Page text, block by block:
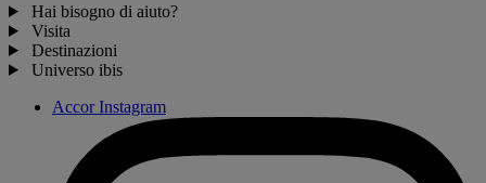
Hai bisogno di aiuto?
Visita
Destinazioni
Universo ibis
Accor Instagram